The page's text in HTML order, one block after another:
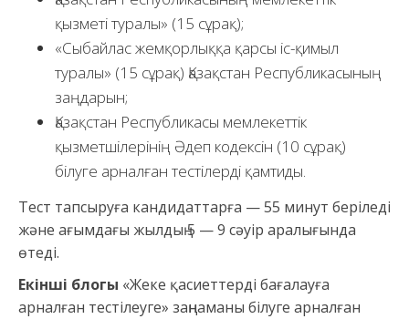
қызметі туралы» (15 сұрақ);
«Сыбайлас жемқорлыққа қарсы іс-қимыл
туралы» (15 сұрақ) Қазақстан Республикасының
заңдарын;
Қазақстан Республикасы мемлекеттік
қызметшілерінің Әдеп кодексін (10 сұрақ)
білуге арналған тестілерді қамтиды.
Тест тапсыруға кандидаттарға — 55 минут беріледі
және ағымдағы жылдың 5 — 9 сәуір аралығында
өтеді.
Екінші блогы «Жеке қасиеттерді бағалауға
арналған тестілеуге» заңнаманы білуге арналған